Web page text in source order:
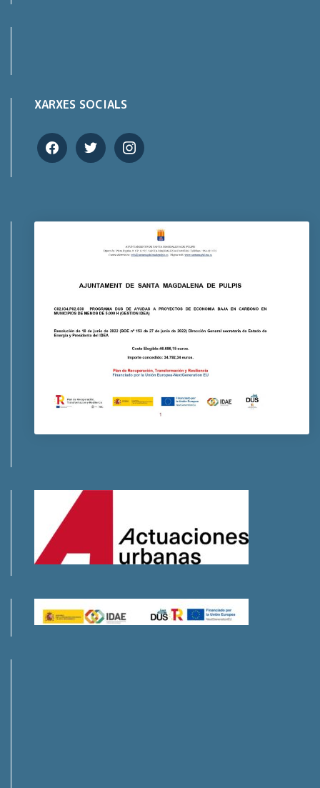
XARXES SOCIALS
facebooktwitter instagram